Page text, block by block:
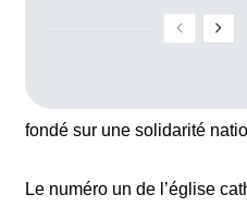
fondé sur une solidarité
Le numéro un de l’église